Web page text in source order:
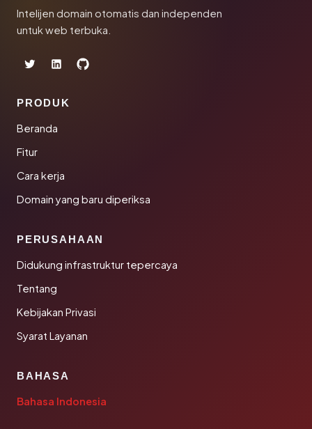
Intelijen domain otomatis dan independen
untuk web terbuka.
PRODUK
Beranda
Fitur
Cara kerja
Domain yang baru diperiksa
PERUSAHAAN
Didukung infrastruktur tepercaya
Tentang
Kebijakan Privasi
Syarat Layanan
BAHASA
Bahasa Indonesia